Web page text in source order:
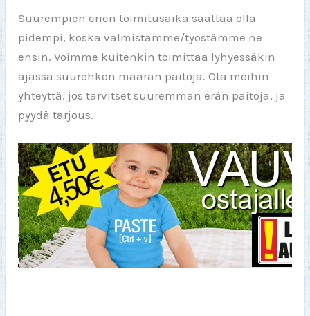
Suurempien erien toimitusaika saattaa olla
pidempi, koska valmistamme/työstämme ne
ensin. Voimme kuitenkin toimittaa lyhyessäkin
ajassa suurehkon määrän paitoja. Ota meihin
yhteyttä, jos tarvitset suuremman erän paitoja, ja
pyydä tarjous.